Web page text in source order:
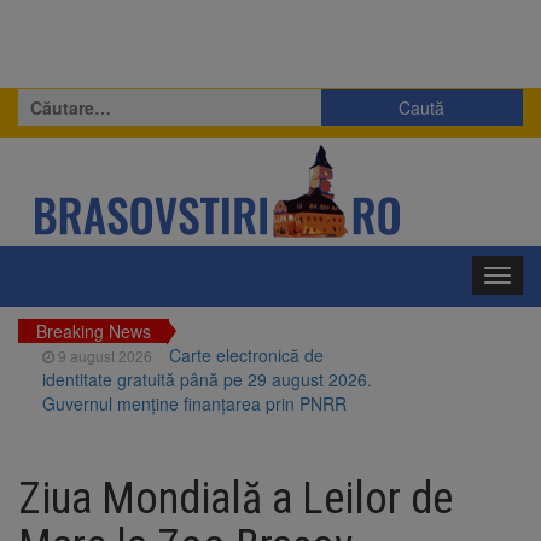
Caută
după:
Breaking News
9 august 2026
Carte electronică de
identitate gratuită până pe 29 august 2026.
Guvernul menține finanțarea prin PNRR
Brașovului vor fi restaurate. Contractul de
finanțare a fost semnat
Ziua Mondială a Leilor de